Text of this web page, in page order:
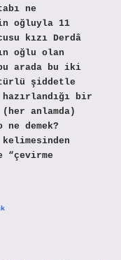
ne
oğluyla 11
kızı Derdâ
oğlu olan
bu arada bu iki
türlü şiddetle
bir
anlamda)
ne demek?
“çevirme